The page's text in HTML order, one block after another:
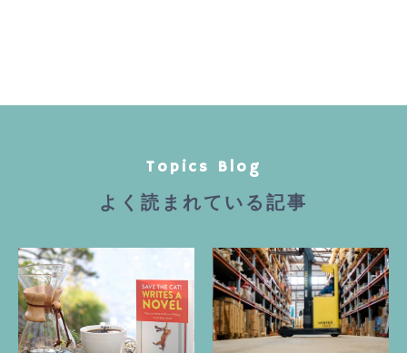
Topics Blog
よく読まれている記事